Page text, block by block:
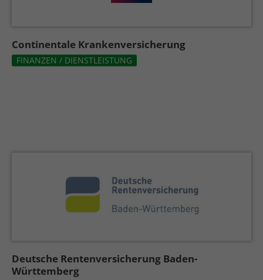
Continentale Krankenversicherung
FINANZEN / DIENSTLEISTUNG
Deutsche Rentenversicherung Baden-
Württemberg